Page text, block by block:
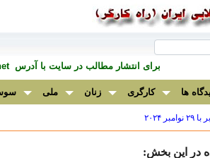
برای انتشار مطالب در سايت با آدرس
ها کارگری زنان ملی
در این بخش: